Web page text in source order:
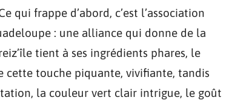
frappe d’abord, c’est l’association
: une alliance qui donne de la
tient à ses ingrédients phares, le
cette touche piquante, vivifiante, tandis
la couleur vert clair intrigue, le goût